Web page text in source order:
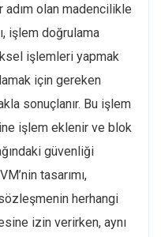
adım olan madencilikle
işlem doğrulama
işlemleri yapmak
için gereken
sonuçlanır. Bu işlem
işlem eklenir ve blok
güvenliği
tasarımı,
herhangi
izin verirken, aynı